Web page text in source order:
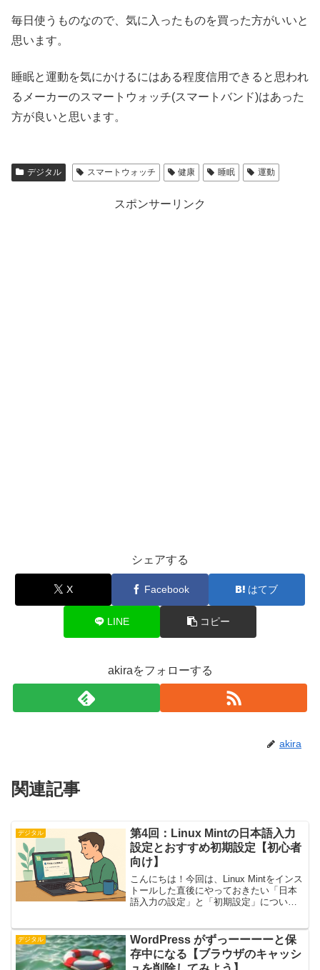
毎日使うものなので、気に入ったものを買った方がいいと
思います。
睡眠と運動を気にかけるにはある程度信用できると思われ
るメーカーのスマートウォッチ(スマートバンド)はあった
方が良いと思います。
デジタル スマートウォッチ 健康 睡眠 運動
スポンサーリンク
シェアする
X Facebook はてブ
LINE コピー
akiraをフォローする
akira
関連記事
デジタル
第4回：Linux Mintの日本語入力
設定とおすすめ初期設定【初心者
向け】
こんにちは！今回は、Linux Mintをインス
トールした直後にやっておきたい「日本
語入力の設定」と「初期設定」につい
Linux Mintをインストールしただけでは、
日...
デジタル
WordPress がずっーーーーと保
存中になる【ブラウザのキャッシ